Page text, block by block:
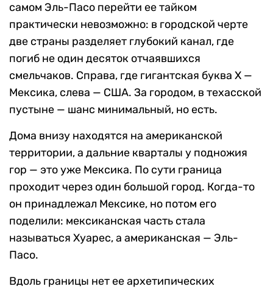
самом Эль-Пасо перейти ее тайком
практически невозможно: в городской черте
две страны разделяет глубокий канал, где
погиб не один десяток отчаявшихся
смельчаков. Справа, где гигантская буква X —
Мексика, слева — США. За городом, в техасской
пустыне — шанс минимальный, но есть.
Дома внизу находятся на американской
территории, а дальние кварталы у подножия
гор — это уже Мексика. По сути граница
проходит через один большой город. Когда-то
он принадлежал Мексике, но потом его
поделили: мексиканская часть стала
называться Хуарес, а американская — Эль-
Пасо.
Вдоль границы нет ее архетипических